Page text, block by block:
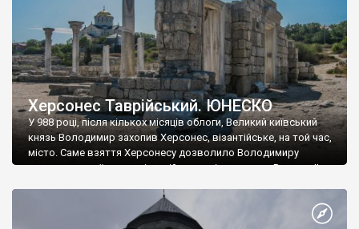
Херсонес Таврійський. ЮНЕСКО
У 988 році, після кількох місяців облоги, Великий київський
князь Володимир захопив Херсонес, візантійське, на той час,
місто. Саме взяття Херсонесу дозволило Володимиру
диктувати свої умови візантійському імператору Василю ІІ, та
Херсонесі Володимир-язичник, став Василем-християнином.
А потім було Хрещення Русі. На честь Херсонесу Таврійського